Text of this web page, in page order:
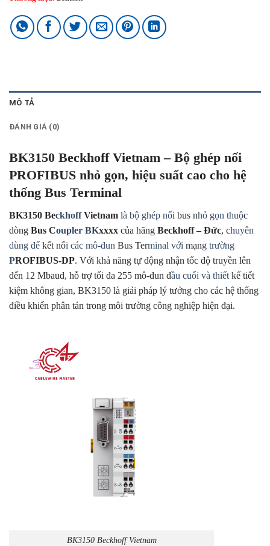
MÔ TẢ
ĐÁNH GIÁ (0)
BK3150 Beckhoff Vietnam – Bộ ghép nối
PROFIBUS nhỏ gọn, hiệu suất cao cho hệ
thống Bus Terminal
BK3150 BeckhoffVietnam là bộ ghép nối bus nhỏ gọn thuộc
dòng Bus Coupler BKxxxx của hãng Beckhoff – Đức, chuyên
dùng để kết nối các mô-đun Bus Terminal với mạng trường
PROFIBUS-DP. Với khả năng tự động nhận tốc độ truyền lên
đến 12 Mbaud, hỗ trợ tối đa 255 mô-đun đầu cuối và thiết kế tiết
kiệm không gian, BK3150 là giải pháp lý tưởng cho các hệ thống
điều khiển phân tán trong môi trường công nghiệp hiện đại.
BK3150 Beckhoff Vietnam